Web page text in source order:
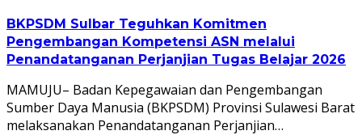
BKPSDM Sulbar Teguhkan Komitmen
Pengembangan Kompetensi ASN melalui
Penandatanganan Perjanjian Tugas Belajar 2026
MAMUJU– Badan Kepegawaian dan Pengembangan
Sumber Daya Manusia (BKPSDM) Provinsi Sulawesi Barat
melaksanakan Penandatanganan Perjanjian…